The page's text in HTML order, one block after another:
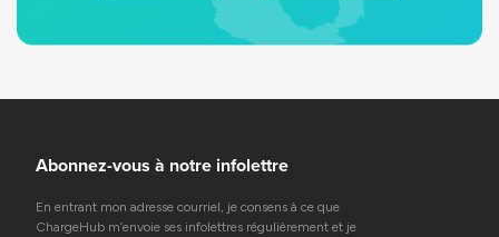
Abonnez-vous à notre infolettre
En entrant mon adresse courriel, je consens à ce que
ChargeHub m’envoie ses infolettres régulièrement et je